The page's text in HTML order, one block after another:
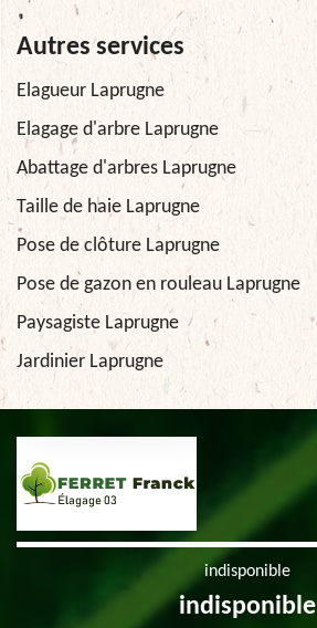
Autres services
Elagueur Laprugne
Elagage d'arbre Laprugne
Abattage d'arbres Laprugne
Taille de haie Laprugne
Pose de clôture Laprugne
Pose de gazon en rouleau Laprugne
Paysagiste Laprugne
Jardinier Laprugne
indisponible
indisponible